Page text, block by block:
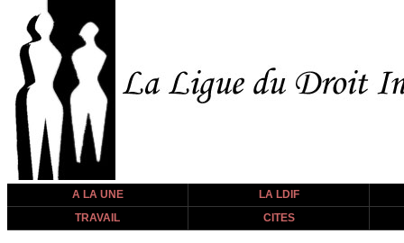
A LA UNE
LA LDIF
TRAVAIL
CITES